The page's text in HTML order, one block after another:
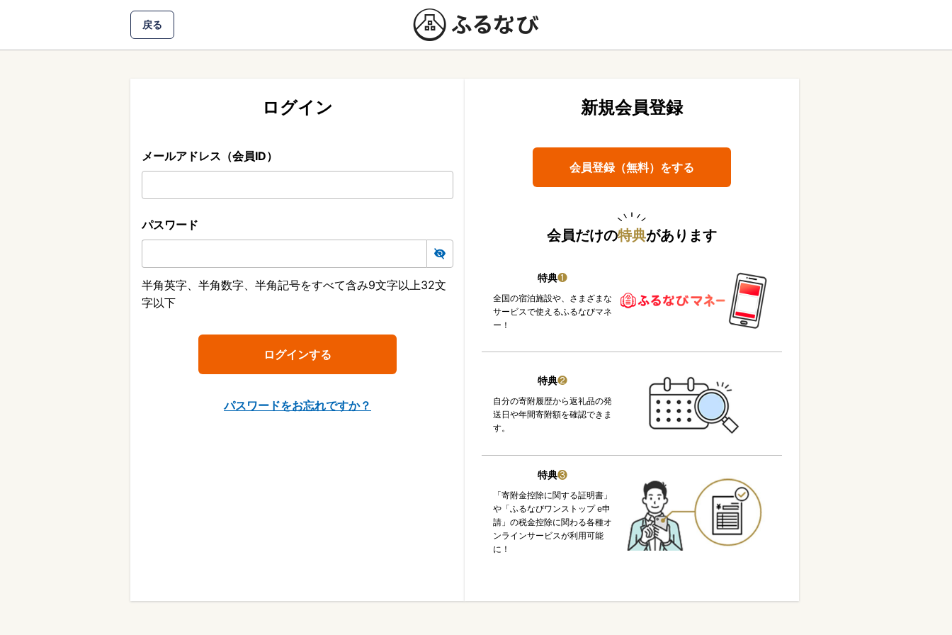
戻る
ログイン
メールアドレス（会員ID）
パスワード
半角英字、半角数字、半角記号をすべて含み9文字以上32文
字以下
パスワードをお忘れですか？
新規会員登録
会員登録（無料）をする
会員だけの特典があります
特典❶
全国の宿泊施設や、さまざまな
サービスで使えるふるなびマネ
ー！
特典❷
自分の寄附履歴から返礼品の発
送日や年間寄附額を確認できま
す。
特典❸
「寄附金控除に関する証明書」
や「ふるなびワンストップ e申
請」の税金控除に関わる各種オ
ンラインサービスが利用可能
に！